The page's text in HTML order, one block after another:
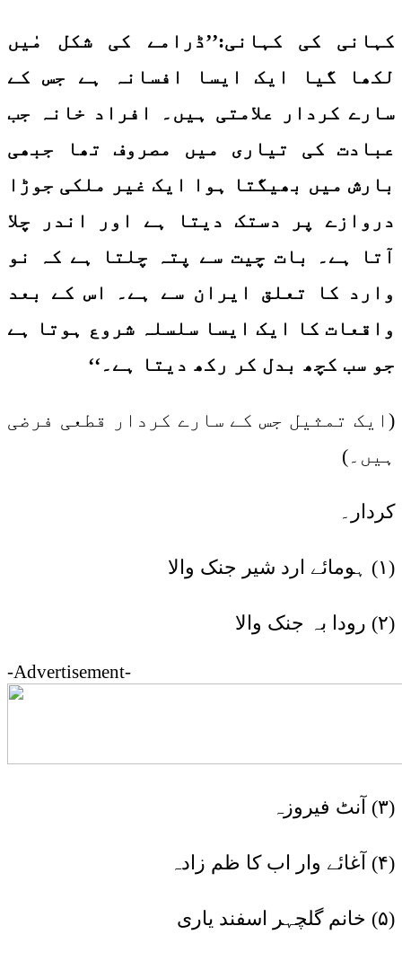
کہانی کی کہانی:’’ڈرامے کی شکل مٰیں
لکھا گیا ایک ایسا افسانہ ہے جس کے
سارے کردار علامتی ہیں۔ افراد خانہ جب
عبادت کی تیاری میں مصروف تھا جبھی
بارش میں بھیگتا ہوا ایک غیر ملکی جوڑا
دروازے پر دستک دیتا ہے اور اندر چلا
آتا ہے۔ بات چیت سے پتہ چلتا ہے کہ نو
وارد کا تعلق ایران سے ہے۔ اس کے بعد
واقعات کا ایک ایسا سلسلہ شروع ہوتا ہے
جو سب کچھ بدل کر رکھ دیتا ہے۔‘‘
(ایک تمثیل جس کے سارے کردار قطعی فرضی
ہیں۔)
کردار۔
(۱) ہومائے ارد شیر جنک والا
(۲) رودا بہ جنک والا
-Advertisement-
(۳) آنٹ فیروزہ
(۴) آغائے وار اب کا ظم زادہ
(۵) خانم گلچہر اسفند یاری